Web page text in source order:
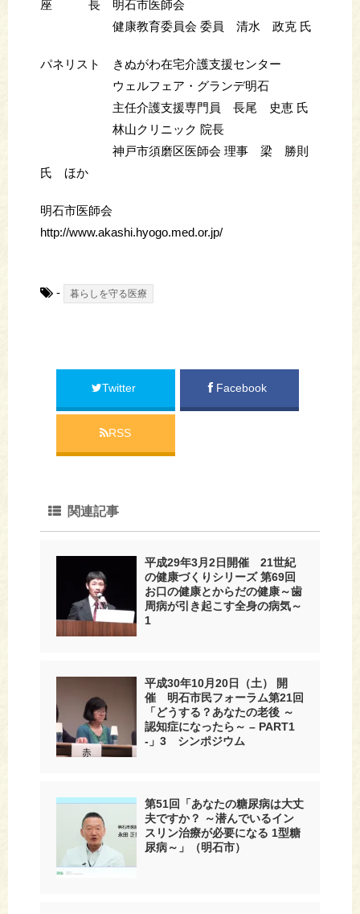
座 長 明石市医師会
健康教育委員会 委員 清水 政克 氏
パネリスト きぬがわ在宅介護支援センター
ウェルフェア・グランデ明石
主任介護支援専門員 長尾 史恵 氏
林山クリニック 院長
神戸市須磨区医師会 理事 梁 勝則
氏 ほか
明石市医師会
http://www.akashi.hyogo.med.or.jp/
- 暮らしを守る医療
Twitter Facebook
RSS
関連記事
平成29年3月2日開催 21世紀
の健康づくりシリーズ 第69回
お口の健康とからだの健康～歯
周病が引き起こす全身の病気～
1
平成30年10月20日（土） 開
催 明石市民フォーラム第21回
「どうする？あなたの老後 ～
認知症になったら～ – PART1
-」3 シンポジウム
第51回「あなたの糖尿病は大丈
夫ですか？ ～潜んでいるイン
スリン治療が必要になる 1型糖
尿病～」（明石市）